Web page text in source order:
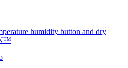
humidity button and dry